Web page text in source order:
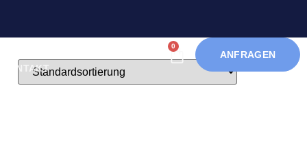
KONTAKT
0
ANFRAGEN